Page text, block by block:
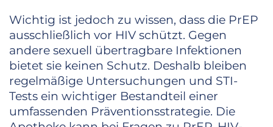
Wichtig ist jedoch zu wissen, dass die PrEP
ausschließlich vor HIV schützt. Gegen
andere sexuell übertragbare Infektionen
bietet sie keinen Schutz. Deshalb bleiben
regelmäßige Untersuchungen und STI-
Tests ein wichtiger Bestandteil einer
umfassenden Präventionsstrategie. Die